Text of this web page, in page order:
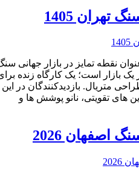
تهران 1405
نقطه تمایز در بازار جهانی سنگ
بازار است؛ یک کارگاه زنده برای
متریال. بازدیدکنندگان در این
های تقویتی، نانو پوشش‌ ها و
اصفهان 2026